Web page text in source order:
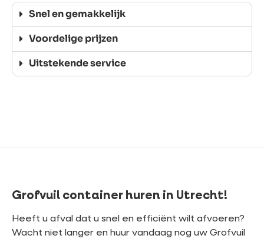
Snel en gemakkelijk
Voordelige prijzen
Uitstekende service
Grofvuil container huren in Utrecht!
Heeft u afval dat u snel en efficiënt wilt afvoeren?
Wacht niet langer en huur vandaag nog uw Grofvuil